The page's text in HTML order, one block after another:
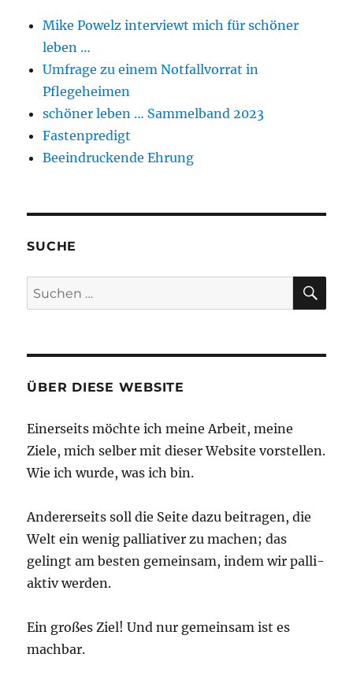
Mike Powelz interviewt mich für schöner
leben …
Umfrage zu einem Notfallvorrat in
Pflegeheimen
schöner leben … Sammelband 2023
Fastenpredigt
Beeindruckende Ehrung
SUCHE
Suchen
nach:
ÜBER DIESE WEBSITE
Einerseits möchte ich meine Arbeit, meine
Ziele, mich selber mit dieser Website vorstellen.
Wie ich wurde, was ich bin.
Andererseits soll die Seite dazu beitragen, die
Welt ein wenig palliativer zu machen; das
gelingt am besten gemeinsam, indem wir palli-
aktiv werden.
Ein großes Ziel! Und nur gemeinsam ist es
machbar.